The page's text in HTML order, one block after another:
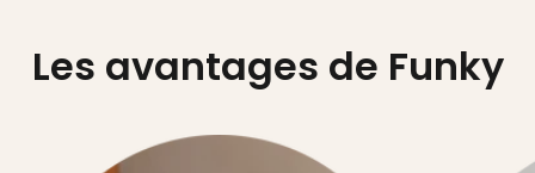
Les avantages de Funky